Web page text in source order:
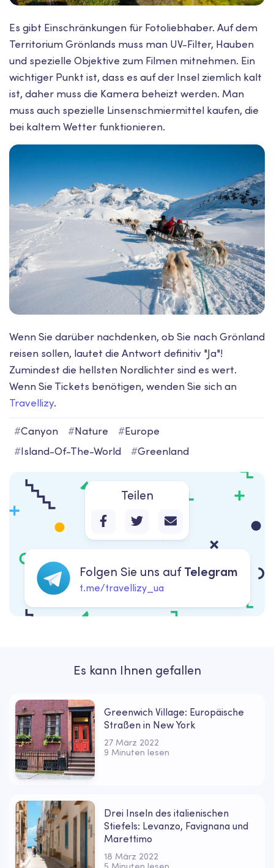
Es gibt Einschränkungen für Fotoliebhaber. Auf dem
Territorium Grönlands muss man UV-Filter, Hauben
und spezielle Objektive zum Filmen mitnehmen. Ein
wichtiger Punkt ist, dass es auf der Insel ziemlich kalt
ist, daher muss die Kamera beheizt werden. Man
muss auch spezielle Linsenschmiermittel kaufen, die
bei kaltem Wetter funktionieren.
Wenn Sie darüber nachdenken, ob Sie nach Grönland
reisen sollen, lautet die Antwort definitiv "Ja"!
Zumindest die hellsten Nordlichter sind es wert.
Wenn Sie Tickets benötigen, wenden Sie sich an
Travellizy.
#Canyon #Nature #Europe
#Island-Of-The-World #Greenland
Teilen
Folgen Sie uns aufTelegram
t.me/travellizy_ua
Es kann Ihnen gefallen
Greenwich Village: Europäische
Straßen in New York
27 März 2022
9 Minuten lesen
Drei Inseln des italienischen
Stiefels: Levanzo, Favignana und
Marettimo
18 März 2022